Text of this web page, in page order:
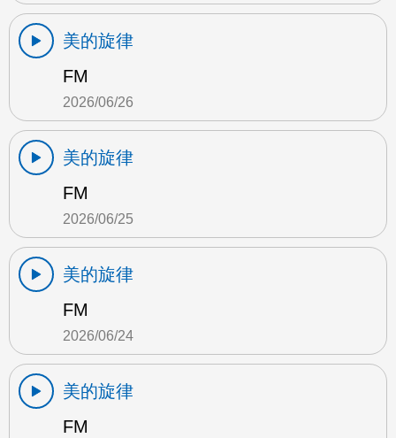
美的旋律
FM
2026/06/26
美的旋律
FM
2026/06/25
美的旋律
FM
2026/06/24
美的旋律
FM